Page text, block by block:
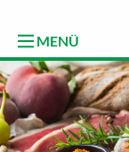
MENÜ